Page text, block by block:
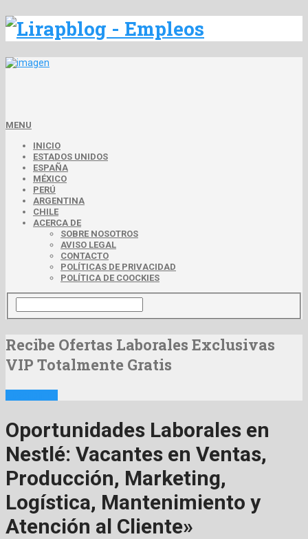
MENU
INICIO
ESTADOS UNIDOS
ESPAÑA
MÉXICO
PERÚ
ARGENTINA
CHILE
ACERCA DE
SOBRE NOSOTROS
AVISO LEGAL
CONTACTO
POLÍTICAS DE PRIVACIDAD
POLÍTICA DE COOCKIES
Recibe Ofertas Laborales Exclusivas
VIP Totalmente Gratis
Oportunidades Laborales en
Nestlé: Vacantes en Ventas,
Producción, Marketing,
Logística, Mantenimiento y
Atención al Cliente»